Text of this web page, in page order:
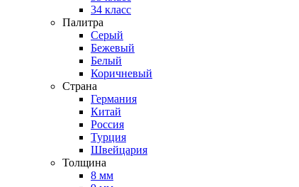
34 класс
Палитра
Серый
Бежевый
Белый
Коричневый
Страна
Германия
Китай
Россия
Турция
Швейцария
Толщина
8 мм